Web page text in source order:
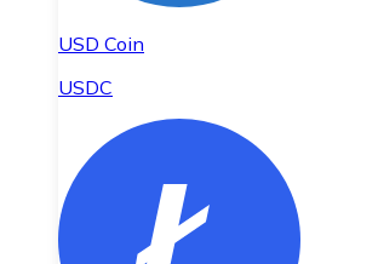
USD Coin
USDC